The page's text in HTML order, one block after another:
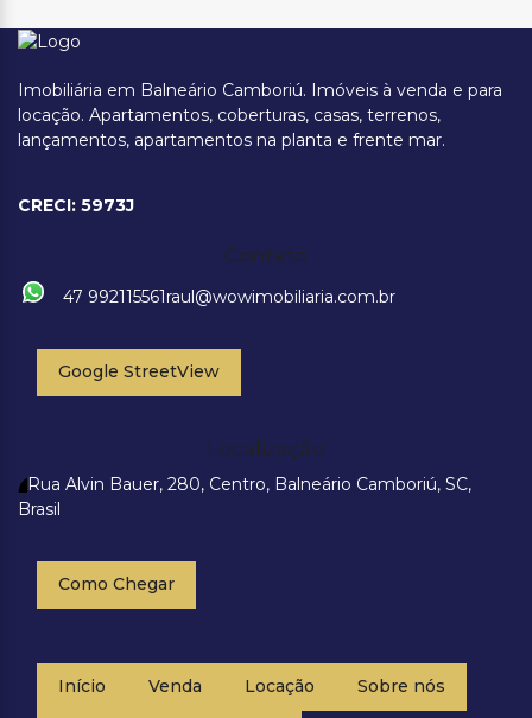
Imobiliária em Balneário Camboriú. Imóveis à venda e para
locação. Apartamentos, coberturas, casas, terrenos,
lançamentos, apartamentos na planta e frente mar.
CRECI: 5973J
Contato
47 992115561raul@wowimobiliaria.com.br
Google StreetView
Localização
Rua Alvin Bauer, 280, Centro, Balneário Camboriú, SC,
Brasil
Como Chegar
Início Venda Locação Sobre nós